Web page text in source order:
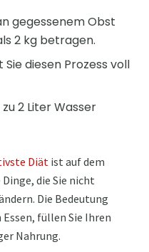
gegessenem Obst
2 kg betragen.
diesen Prozess voll
2 Liter Wasser
Diät ist auf dem
die Sie nicht
Die Bedeutung
füllen Sie Ihren
Nahrung.